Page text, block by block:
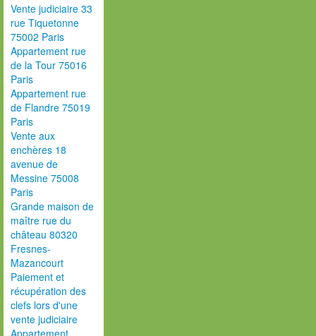
Vente judiciaire 33
rue Tiquetonne
75002 Paris
Appartement rue
de la Tour 75016
Paris
Appartement rue
de Flandre 75019
Paris
Vente aux
enchères 18
avenue de
Messine 75008
Paris
Grande maison de
maître rue du
château 80320
Fresnes-
Mazancourt
Paiement et
récupération des
clefs lors d'une
vente judiciaire
Appartement